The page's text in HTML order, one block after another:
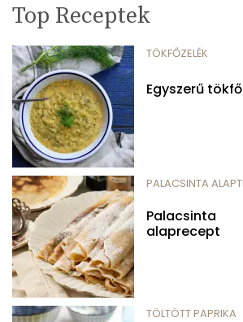
Top Receptek
TÖKFŐZELÉK
Egyszerű
PALACSINTA
Palacsinta
alaprecept
TÖLTÖTT PAPRIKA